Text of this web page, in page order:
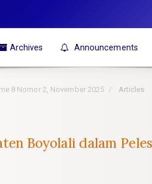
Archives Announcements
8 Nomor 2, November 2025 Articles
Boyolali dalam